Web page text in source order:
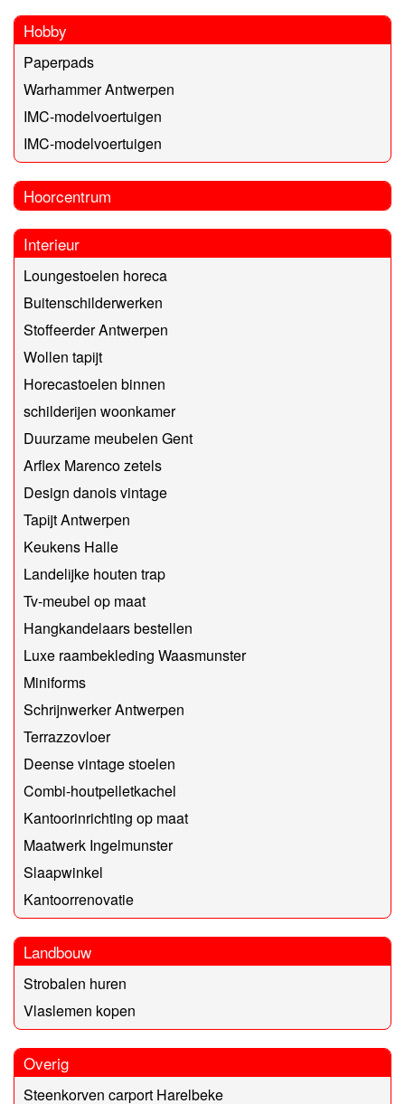
Hobby
Paperpads
Warhammer Antwerpen
IMC-modelvoertuigen
IMC-modelvoertuigen
Hoorcentrum
Interieur
Loungestoelen horeca
Buitenschilderwerken
Stoffeerder Antwerpen
Wollen tapijt
Horecastoelen binnen
schilderijen woonkamer
Duurzame meubelen Gent
Arflex Marenco zetels
Design danois vintage
Tapijt Antwerpen
Keukens Halle
Landelijke houten trap
Tv-meubel op maat
Hangkandelaars bestellen
Luxe raambekleding Waasmunster
Miniforms
Schrijnwerker Antwerpen
Terrazzovloer
Deense vintage stoelen
Combi-houtpelletkachel
Kantoorinrichting op maat
Maatwerk Ingelmunster
Slaapwinkel
Kantoorrenovatie
Landbouw
Strobalen huren
Vlaslemen kopen
Overig
Steenkorven carport Harelbeke